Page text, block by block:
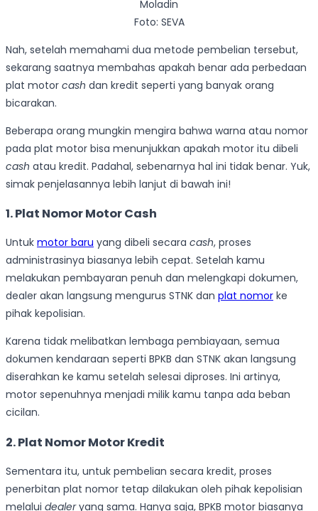
Foto: SEVA
Nah, setelah memahami dua metode pembelian tersebut,
sekarang saatnya membahas apakah benar ada perbedaan
plat motor cash dan kredit seperti yang banyak orang
bicarakan.
Beberapa orang mungkin mengira bahwa warna atau nomor
pada plat motor bisa menunjukkan apakah motor itu dibeli
cash atau kredit. Padahal, sebenarnya hal ini tidak benar. Yuk,
simak penjelasannya lebih lanjut di bawah ini!
1. Plat Nomor Motor Cash
Untuk motor baru yang dibeli secara cash, proses
administrasinya biasanya lebih cepat. Setelah kamu
melakukan pembayaran penuh dan melengkapi dokumen,
dealer akan langsung mengurus STNK dan plat nomor ke
pihak kepolisian.
Karena tidak melibatkan lembaga pembiayaan, semua
dokumen kendaraan seperti BPKB dan STNK akan langsung
diserahkan ke kamu setelah selesai diproses. Ini artinya,
motor sepenuhnya menjadi milik kamu tanpa ada beban
cicilan.
2. Plat Nomor Motor Kredit
Sementara itu, untuk pembelian secara kredit, proses
penerbitan plat nomor tetap dilakukan oleh pihak kepolisian
melalui dealeryang sama. Hanya saja, BPKB motor biasanya